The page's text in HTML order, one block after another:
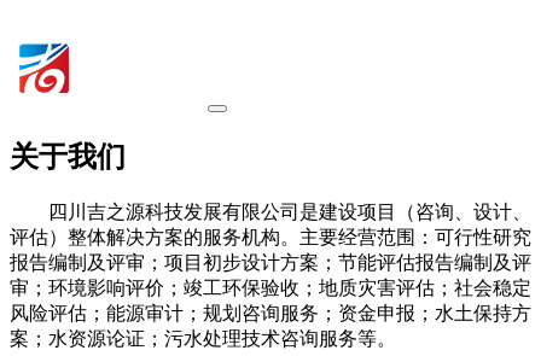
关于我们
四川吉之源科技发展有限公司是建设项目（咨询、设计、
评估）整体解决方案的服务机构。主要经营范围：可行性研究
报告编制及评审；项目初步设计方案；节能评估报告编制及评
审；环境影响评价；竣工环保验收；地质灾害评估；社会稳定
风险评估；能源审计；规划咨询服务；资金申报；水土保持方
案；水资源论证；污水处理技术咨询服务等。